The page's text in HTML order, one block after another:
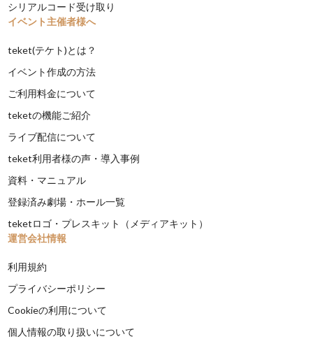
シリアルコード受け取り
イベント主催者様へ
teket(テケト)とは？
イベント作成の方法
ご利用料金について
teketの機能ご紹介
ライブ配信について
teket利用者様の声・導入事例
資料・マニュアル
登録済み劇場・ホール一覧
teketロゴ・プレスキット（メディアキット）
運営会社情報
利用規約
プライバシーポリシー
Cookieの利用について
個人情報の取り扱いについて